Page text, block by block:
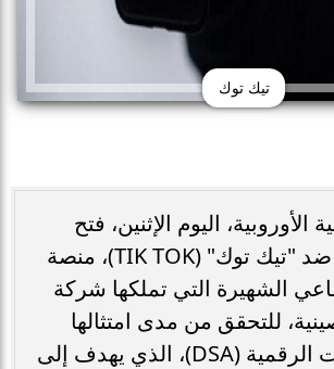
تيك توك
اليوم الإثنين، فتح
تحقيق رسمي ضد "تيك توك" (TIK TOK)، منصة
الشهيرة التي تملكها شركة
للتحقق من مدى امتثالها
لقانون الخدمات الرقمية (DSA)، الذي يهدف إلى